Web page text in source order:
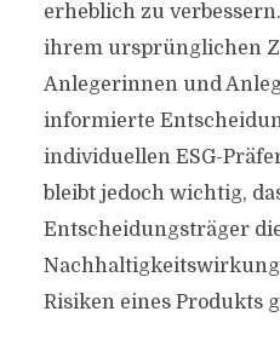
erheblich zu
ihrem ursprünglichen
Anlegerinnen und
informierte
individuellen ESG-
bleibt jedoch wichtig,
Entscheidungsträger
Risiken eines Produkts